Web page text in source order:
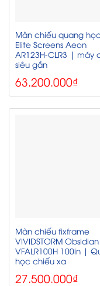
Màn chiếu quang học
Elite Screens Aeon
AR123H-CLR3 | máy
siêu gần
63.200.000₫
Màn chiếu fixframe
VIVIDSTORM Obsidian
VFALR100H 100in |
học chiếu xa
27.500.000₫